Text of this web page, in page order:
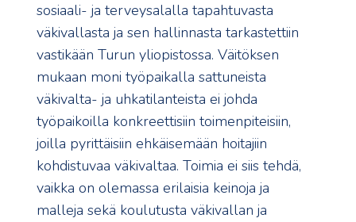
sosiaali- ja terveysalalla tapahtuvasta
väkivallasta ja sen hallinnasta tarkastettiin
vastikään Turun yliopistossa. Väitöksen
mukaan moni työpaikalla sattuneista
väkivalta- ja uhkatilanteista ei johda
työpaikoilla konkreettisiin toimenpiteisiin,
joilla pyrittäisiin ehkäisemään hoitajiin
kohdistuvaa väkivaltaa. Toimia ei siis tehdä,
vaikka on olemassa erilaisia keinoja ja
malleja sekä koulutusta väkivallan ja